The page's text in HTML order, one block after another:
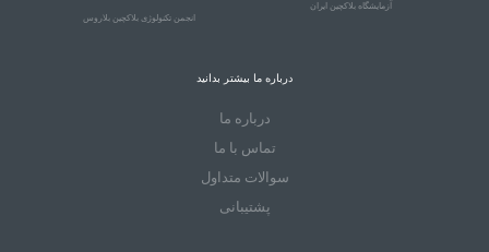
آزمایشگاه بلاکچین ایران
انجمن تکنولوژی بلاکچین بلاروس
درباره ما بیشتر بدانید
درباره ما
تماس با ما
سوالات متداول
پشتیبانی